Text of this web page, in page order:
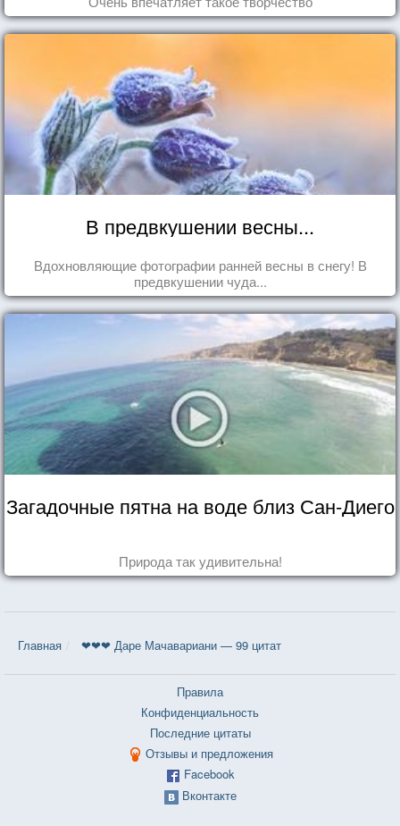
В предвкушении весны...
Вдохновляющие фотографии ранней весны в снегу! В
предвкушении чуда...
Загадочные пятна на воде близ Сан-Диего
Природа так удивительна!
Главная ❤❤❤ Даре Мачавариани — 99 цитат
Правила
Конфиденциальность
Последние цитаты
Отзывы и предложения
Facebook
Вконтакте